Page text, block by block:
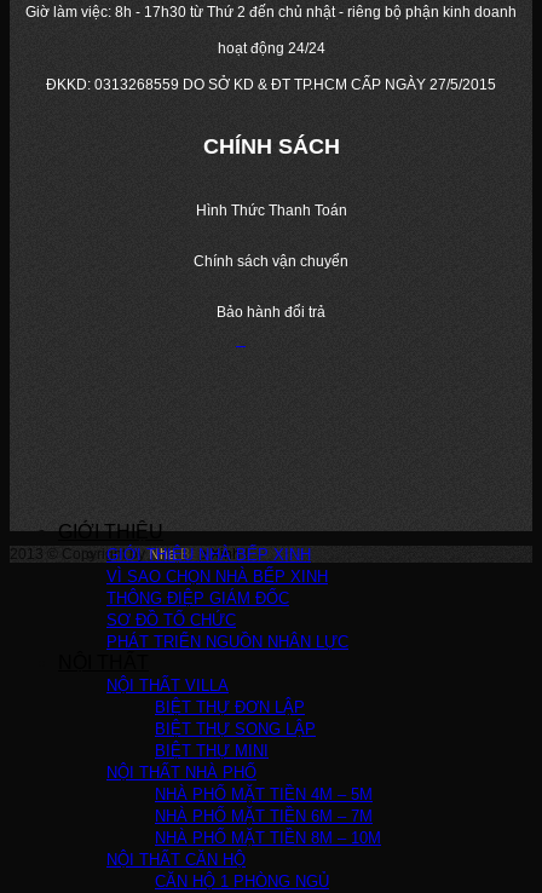
Giờ làm việc: 8h - 17h30 từ Thứ 2 đến chủ nhật - riêng bộ phận kinh doanh
hoạt động 24/24
ĐKKD: 0313268559 DO SỞ KD & ĐT TP.HCM CẤP NGÀY 27/5/2015
CHÍNH SÁCH
Hình Thức Thanh Toán
Chính sách vận chuyển
Bảo hành đổi trả
2013 © Copyright byNha Bep Xinh!
GIỚI THIỆU
GIỚI THIỆU NHÀ BẾP XINH
VÌ SAO CHỌN NHÀ BẾP XINH
THÔNG ĐIỆP GIÁM ĐỐC
SƠ ĐỒ TỔ CHỨC
PHÁT TRIỂN NGUỒN NHÂN LỰC
NỘI THẤT VILLA
BIỆT THỰ ĐƠN LẬP
BIỆT THỰ SONG LẬP
BIỆT THỰ MINI
NỘI THẤT NHÀ PHỐ
NHÀ PHỐ MẶT TIỀN 4M – 5M
NHÀ PHỐ MẶT TIỀN 6M – 7M
NHÀ PHỐ MẶT TIỀN 8M – 10M
NỘI THẤT CĂN HỘ
CĂN HỘ 1 PHÒNG NGỦ